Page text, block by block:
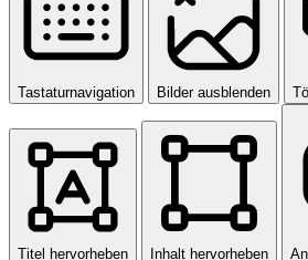
Tastaturnavigation Bilder ausblenden
Titel hervorheben Inhalt hervorheben